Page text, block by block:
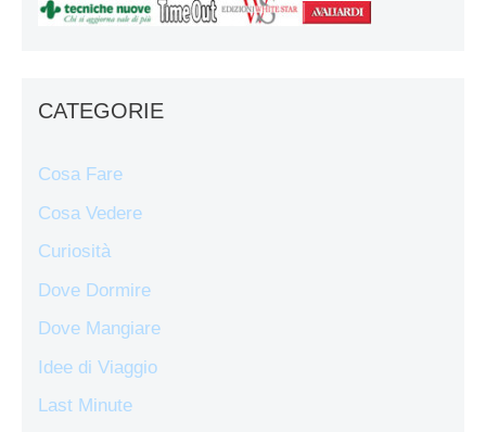
CATEGORIE
Cosa Fare
Cosa Vedere
Curiosità
Dove Dormire
Dove Mangiare
Idee di Viaggio
Last Minute